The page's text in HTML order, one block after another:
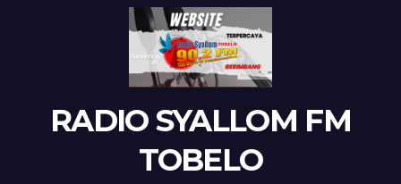
RADIO SYALLOM FM
TOBELO